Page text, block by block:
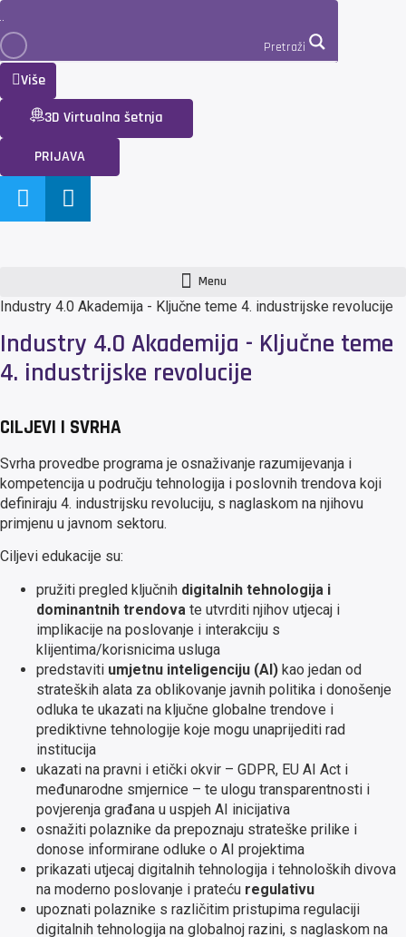
Pretraži
Više
3D Virtualna šetnja
PRIJAVA
Menu
Industry 4.0 Akademija - Ključne teme 4. industrijske revolucije
Industry 4.0 Akademija - Ključne teme
4. industrijske revolucije
CILJEVI I SVRHA
Svrha provedbe programa je osnaživanje razumijevanja i
kompetencija u području tehnologija i poslovnih trendova koji
definiraju 4. industrijsku revoluciju, s naglaskom na njihovu
primjenu u javnom sektoru.
Ciljevi edukacije su:
pružiti pregled ključnih digitalnih tehnologija i
dominantnih trendova te utvrditi njihov utjecaj i
implikacije na poslovanje i interakciju s
klijentima/korisnicima usluga
predstaviti umjetnu inteligenciju (AI) kao jedan od
strateških alata za oblikovanje javnih politika i donošenje
odluka te ukazati na ključne globalne trendove i
prediktivne tehnologije koje mogu unaprijediti rad
institucija
ukazati na pravni i etički okvir – GDPR, EU AI Act i
međunarodne smjernice – te ulogu transparentnosti i
povjerenja građana u uspjeh AI inicijativa
osnažiti polaznike da prepoznaju strateške prilike i
donose informirane odluke o AI projektima
prikazati utjecaj digitalnih tehnologija i tehnoloških divova
na moderno poslovanje i prateću regulativu
upoznati polaznike s različitim pristupima regulaciji
digitalnih tehnologija na globalnoj razini, s naglaskom na